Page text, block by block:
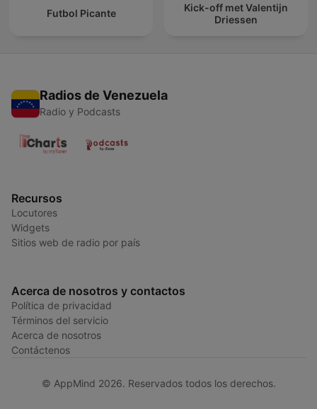
Futbol Picante
Kick-off met Valentijn
Driessen
Radios de Venezuela
Radio y Podcasts
Recursos
Locutores
Widgets
Sitios web de radio por país
Acerca de nosotros y contactos
Política de privacidad
Términos del servicio
Acerca de nosotros
Contáctenos
© AppMind 2026. Reservados todos los derechos.